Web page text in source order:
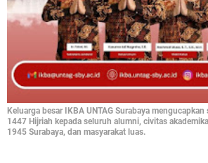
Keluarga besar IKBA UNTAG Surabaya
1447 Hijriah kepada seluruh alumni, civitas
1945 Surabaya, dan masyarakat luas.